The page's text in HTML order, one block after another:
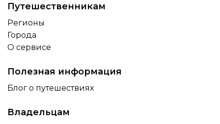
Путешественникам
Регионы
Города
О сервисе
Полезная информация
Блог о путешествиях
Владельцам